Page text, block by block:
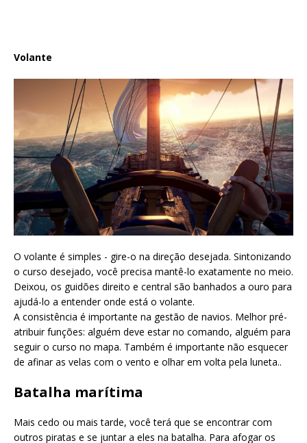
Volante
O volante é simples - gire-o na direção desejada. Sintonizando
o curso desejado, você precisa mantê-lo exatamente no meio.
Deixou, os guidões direito e central são banhados a ouro para
ajudá-lo a entender onde está o volante.
A consistência é importante na gestão de navios. Melhor pré-
atribuir funções: alguém deve estar no comando, alguém para
seguir o curso no mapa. Também é importante não esquecer
de afinar as velas com o vento e olhar em volta pela luneta..
Batalha marítima
Mais cedo ou mais tarde, você terá que se encontrar com
outros piratas e se juntar a eles na batalha. Para afogar os